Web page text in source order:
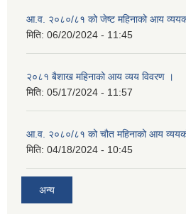
आ.व. २०८०/८१ को जेष्ट महिनाको आय
मिति: 06/20/2024 - 11:45
२०८१ बैशाख महिनाको आय व्यय विवरण ।
मिति: 05/17/2024 - 11:57
आ.व. २०८०/८१ को चौत महिनाको आय
मिति: 04/18/2024 - 10:45
अन्य